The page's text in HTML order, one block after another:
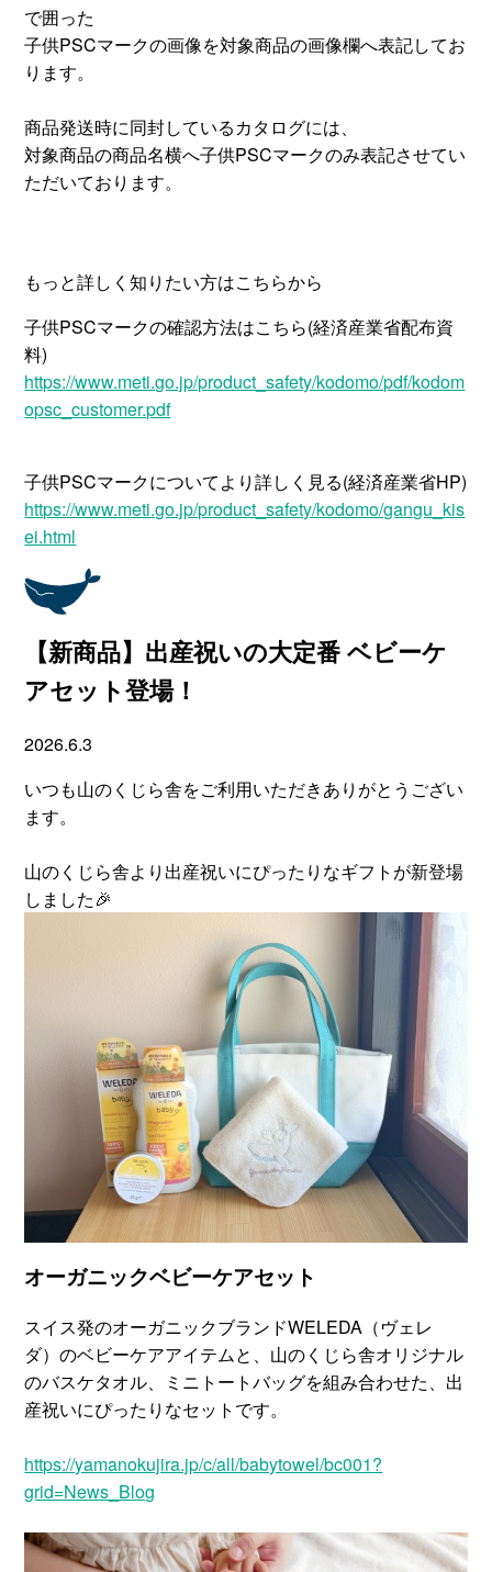
で囲った
子供PSCマークの画像を対象商品の画像欄へ表記してお
ります。
商品発送時に同封しているカタログには、
対象商品の商品名横へ子供PSCマークのみ表記させてい
ただいております。
もっと詳しく知りたい方はこちらから
子供PSCマークの確認方法はこちら(経済産業省配布資
料)
https://www.meti.go.jp/product_safety/kodomo/pdf/kodom
opsc_customer.pdf
子供PSCマークについてより詳しく見る(経済産業省HP)
https://www.meti.go.jp/product_safety/kodomo/gangu_kis
ei.html
【新商品】出産祝いの大定番 ベビーケ
アセット登場！
2026.6.3
いつも山のくじら舎をご利用いただきありがとうござい
ます。
山のくじら舎より出産祝いにぴったりなギフトが新登場
しました🎉
オーガニックベビーケアセット
スイス発のオーガニックブランドWELEDA（ヴェレ
ダ）のベビーケアアイテムと、山のくじら舎オリジナル
のバスケタオル、ミニトートバッグを組み合わせた、出
産祝いにぴったりなセットです。
https://yamanokujira.jp/c/all/babytowel/bc001?
grid=News_Blog